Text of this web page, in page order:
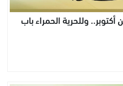
وللحرية الحمراء باب